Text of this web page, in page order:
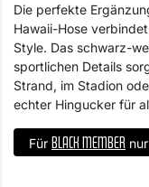
Die perfekte
Hawaii-Hose
Style. Das schwarz-
sportlichen Details
Strand, im Stadion
echter Hingucker für
Für BLACK MEMBER